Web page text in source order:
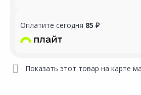
Оплатите сегодня 85 ₽
Показать этот товар на карте